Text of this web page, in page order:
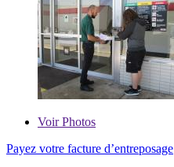
VoirPhotos
Payez votre facture d’entreposage